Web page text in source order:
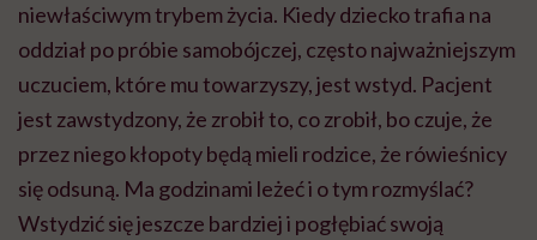
niewłaściwym trybem życia. Kiedy dziecko trafia na
oddział po próbie samobójczej, często najważniejszym
uczuciem, które mu towarzyszy, jest wstyd. Pacjent
jest zawstydzony, że zrobił to, co zrobił, bo czuje, że
przez niego kłopoty będą mieli rodzice, że rówieśnicy
się odsuną. Ma godzinami leżeć i o tym rozmyślać?
Wstydzić się jeszcze bardziej i pogłębiać swoją